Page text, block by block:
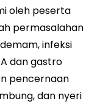
oleh peserta
permasalahan
infeksi
dan gastro
pencernaan
dan nyeri